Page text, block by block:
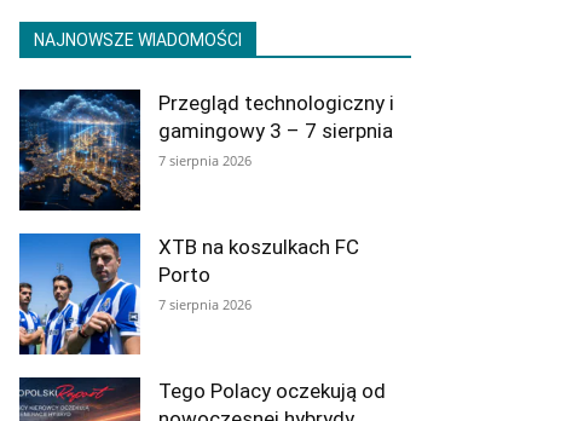
NAJNOWSZE WIADOMOŚCI
Przegląd technologiczny i
gamingowy 3 – 7 sierpnia
7 sierpnia 2026
XTB na koszulkach FC
Porto
7 sierpnia 2026
Tego Polacy oczekują od